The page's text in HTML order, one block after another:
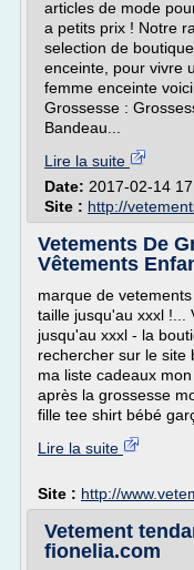
articles de mode
a petits prix ! Notre
selection de
enceinte, pour vivre
femme enceinte
Grossesse :
Bandeau...
Lire la suite
Date: 2017-02-14
Site : http://
Vetements De
Vêtements
marque de
taille jusqu'au xxxl !...
jusqu'au xxxl - la
rechercher sur le site
ma liste cadeaux
après la grossesse
fille tee shirt bébé
Lire la suite
Site : http://
Vetement
fionelia.com